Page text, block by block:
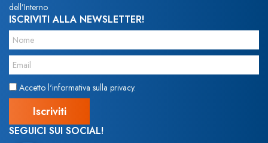
dell’Interno
ISCRIVITI ALLA NEWSLETTER!
Accetto l'informativa sulla privacy.
SEGUICI SUI SOCIAL!